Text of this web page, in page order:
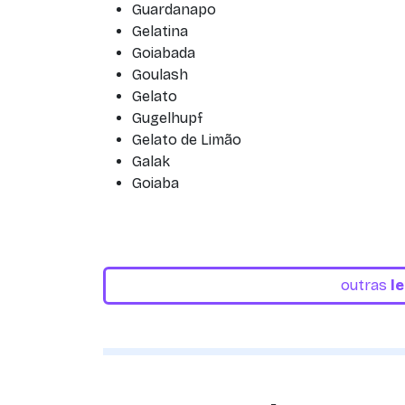
Guardanapo
Gelatina
Goiabada
Goulash
Gelato
Gugelhupf
Gelato de Limão
Galak
Goiaba
outras